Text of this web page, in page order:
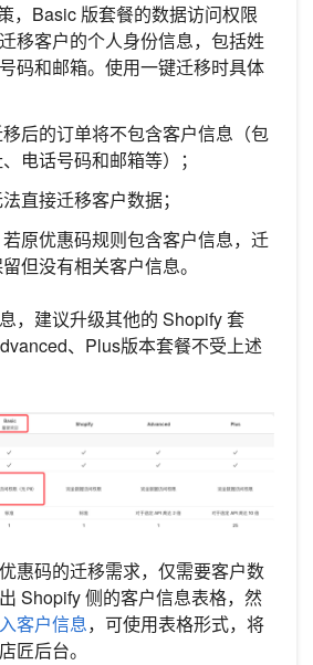
，Basic 版套餐的数据访问权限
移客户的个人身份信息，包括姓
码和邮箱。使用一键迁移时具体
后的订单将不包含客户信息（包
电话号码和邮箱等）；
直接迁移客户数据；
原优惠码规则包含客户信息，迁
但没有相关客户信息。
，建议升级其他的 Shopify 套
、Plus版本套餐不受上述
惠码的迁移需求，仅需要客户数
Shopify 侧的客户信息表格，然
客户信息，可使用表格形式，将
匠后台。